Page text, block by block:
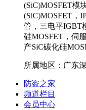
(SiC)MOSFET模
(SiC)MOSFET，
管，三电平IGBT
硅MOSFET，伺
产SiC碳化硅
所属地区：广东
防盗之家
频道栏目
会员中心